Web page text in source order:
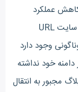
عملکرد
سایت جلوگیری می کند. اما چرا صاحبان سایت URL
وجود دارد
خود نداشته
مجبور به انتقال